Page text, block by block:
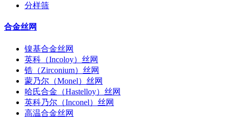
分样筛
合金丝网
镍基合金丝网
英科（Incoloy）丝网
锆（Zirconium）丝网
蒙乃尔（Monel）丝网
哈氏合金（Hastelloy）丝网
英科乃尔（Inconel）丝网
高温合金丝网